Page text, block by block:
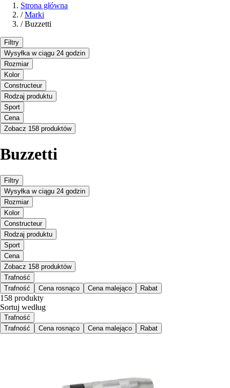
Strona główna
/ Marki
/ Buzzetti
Filtry
Wysyłka w ciągu 24 godzin
Rozmiar
Kolor
Constructeur
Rodzaj produktu
Sport
Cena
Zobacz 158 produktów
Buzzetti
Filtry
Wysyłka w ciągu 24 godzin
Rozmiar
Kolor
Constructeur
Rodzaj produktu
Sport
Cena
Zobacz 158 produktów
Trafność
Trafność
Cena rosnąco Cena malejąco Rabat
158 produkty
Sortuj według
Trafność
Trafność
Cena rosnąco Cena malejąco Rabat